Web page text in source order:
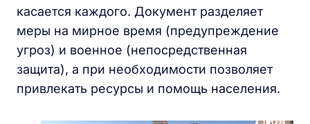
касается каждого. Документ разделяет
меры на мирное время (предупреждение
угроз) и военное (непосредственная
защита), а при необходимости позволяет
привлекать ресурсы и помощь населения.